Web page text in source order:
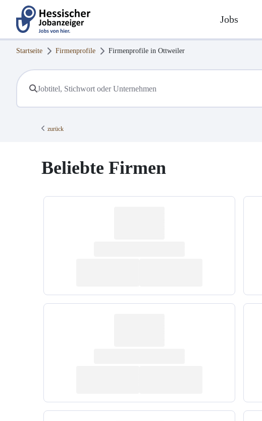
Jobs
Startseite Firmenprofile Firmenprofile in Ottweiler
zurück
Beliebte Firmen